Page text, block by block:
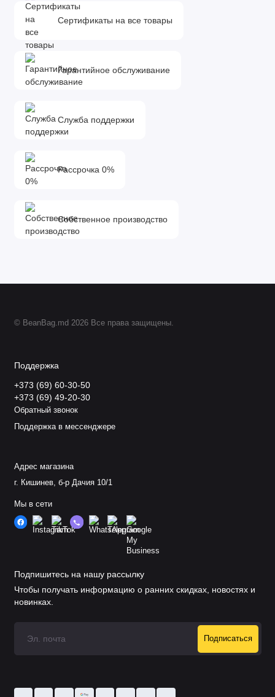
Сертификаты на все товары
Гарантийное обслуживание
Служба поддержки
Рассрочка 0%
Собственное производство
© BeanBag.md 2026 Все права защищены.
Поддержка
+373 (69) 60-30-50
+373 (69) 49-20-30
Обратный звонок
Поддержка в мессенджере
Адрес магазина
г. Кишинев, б-р Дачия 10/1
Мы в сети
Подпишитесь на нашу рассылку
Чтобы получать информацию о ранних скидках, новостях и
новинках.
Подписаться